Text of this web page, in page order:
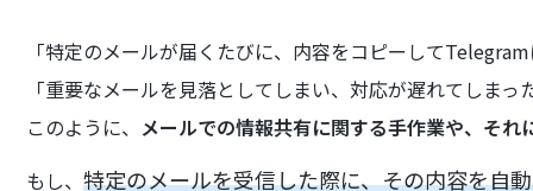
「特定のメールが届くたびに、内容をコピーして
「重要なメールを見落としてしまい、対応が遅れてしま
このように、 メールでの情報共有に関する手作業や、そ
もし、特定のメールを受信した際に、その内容を自